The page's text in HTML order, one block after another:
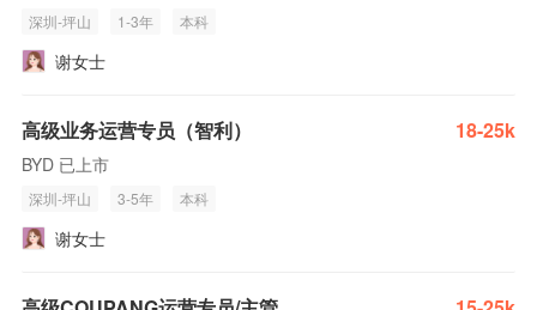
深圳-坪山 1-3年 本科
谢女士
高级业务运营专员（智利） 18-25k
BYD 已上市
深圳-坪山 3-5年 本科
谢女士